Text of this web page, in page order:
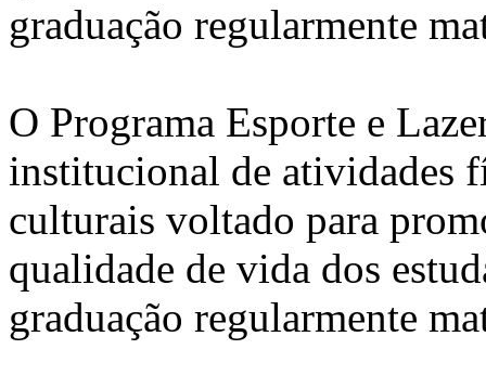
graduação regularmente
O Programa Esporte e
institucional de atividades
culturais voltado para
qualidade de vida dos
graduação regularmente